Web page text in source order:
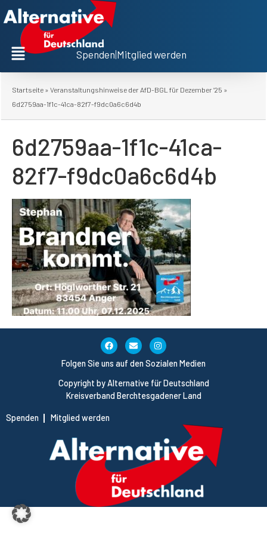
Spenden Mitglied werden
Startseite » Veranstaltungshinweise der AfD-BGL für Dezember ’25 »
6d2759aa-1f1c-41ca-82f7-f9dc0a6c6d4b
6d2759aa-1f1c-41ca-
82f7-f9dc0a6c6d4b
Copyright by Alternative für Deutschland
Kreisverband Berchtesgadener Land
Spenden Mitglied werden
Folgen Sie uns auf den Sozialen Medien